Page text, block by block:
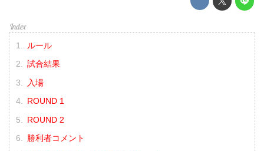
ルール
試合結果
入場
ROUND 1
ROUND 2
勝利者コメント